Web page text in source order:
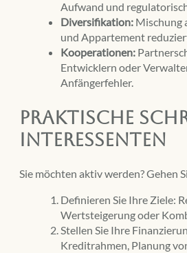
Aufwand und
Diversifikation: Mischung
und Appartement
Kooperationen:
Entwicklern oder
Anfängerfehler.
Praktische
Interessenten
Sie möchten aktiv werden? Gehen
Definieren Sie Ihre Ziele:
Wertsteigerung oder
Stellen Sie Ihre
Kreditrahmen, Planung